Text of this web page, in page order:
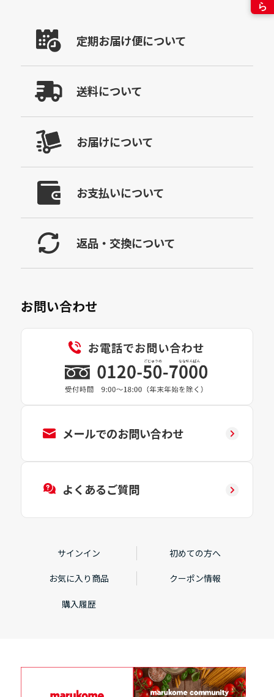
定期お届け便について
送料について
お届けについて
お支払いについて
返品・交換について
お問い合わせ
メールでのお問い合わせ
よくあるご質問
サインイン 初めての方へ
お気に入り商品 クーポン情報
購入履歴